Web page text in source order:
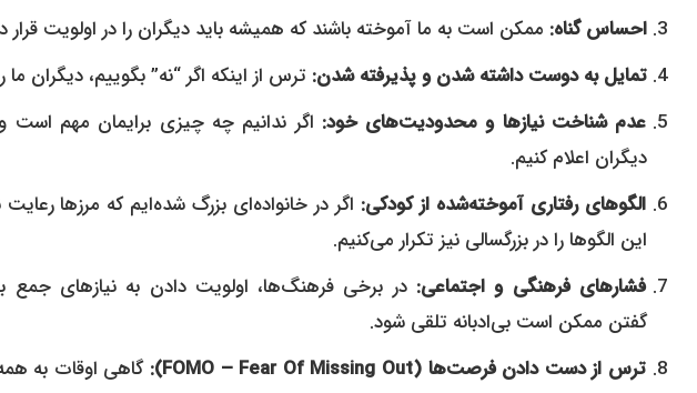
احساس گناه: ممکن است به ما آموخته باشند که همیشه باید دیگران را در اولویت
تمایل به دوست داشته شدن و پذیرفته شدن: ترس از اینکه اگر “نه” بگوییم، دیگران
عدم شناخت نیازها و محدودیت‌های خود:
دیگران اعلام کنیم.
الگوهای رفتاری آموخته‌شده از کودکی:
این الگوها را در بزرگسالی نیز تکرار می‌کنیم.
فشارهای فرهنگی و اجتماعی:
گفتن ممکن است بی‌ادبانه تلقی شود.
ترس از دست دادن فرصت‌ها (FOMO – Fear Of Missing Out):